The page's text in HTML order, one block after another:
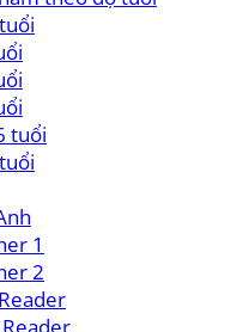
tuổi
1
2